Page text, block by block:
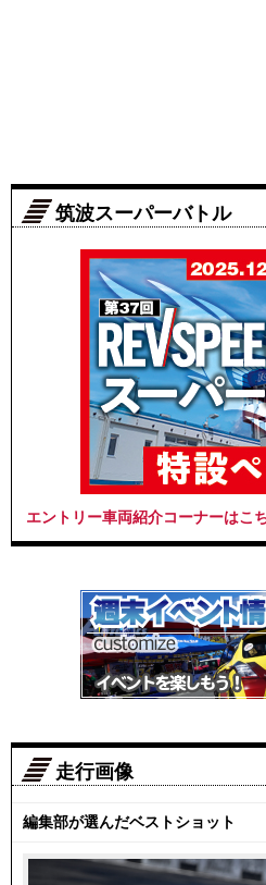
筑波スーパーバトル
エントリー車両紹介コーナーはこ
走行画像
編集部が選んだベストショット